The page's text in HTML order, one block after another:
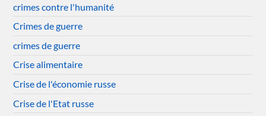
crimes contre l'humanité
Crimes de guerre
crimes de guerre
Crise alimentaire
Crise de l'économie russe
Crise de l'Etat russe